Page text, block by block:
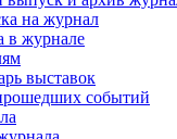
на журнал
в журнале
выставок
событий